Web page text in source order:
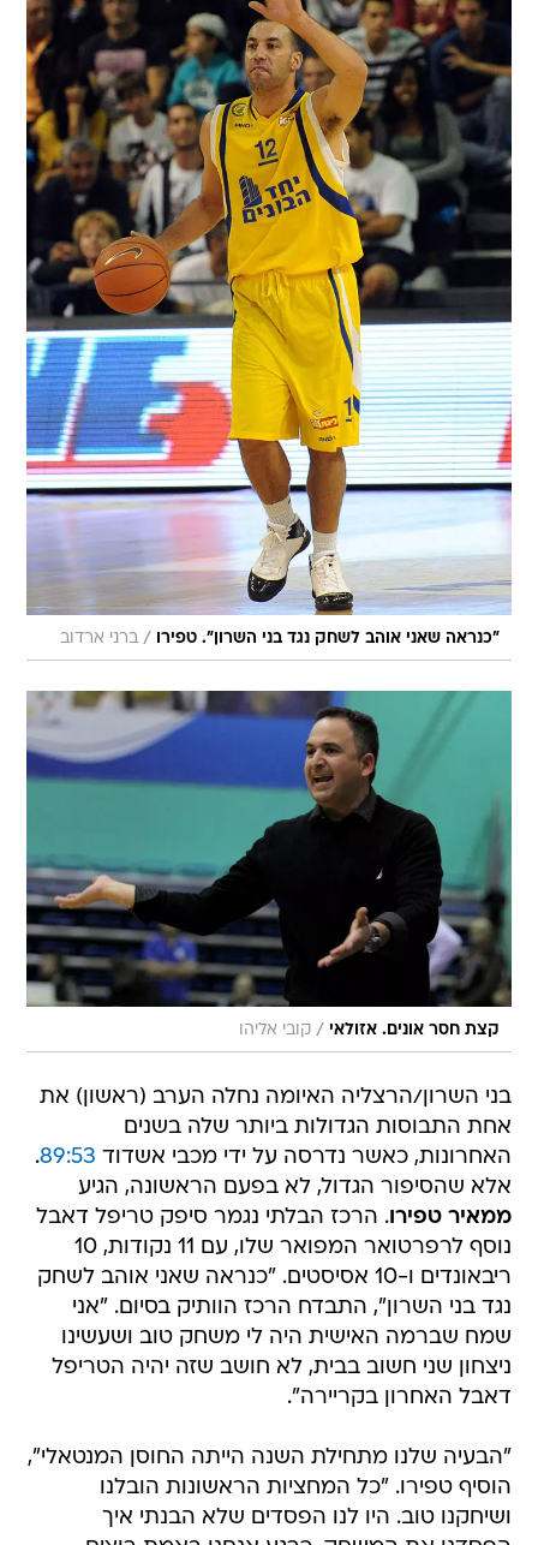
"כנראה שאני אוהב לשחק נגד בני השרון". טפירו / ברני ארדוב
קצת חסר אונים. אזולאי / קובי אליהו
בני השרון/הרצליה האיומה נחלה הערב (ראשון) את
אחת התבוסות הגדולות ביותר שלה בשנים
האחרונות, כאשר נדרסה על ידי מכבי אשדוד 89:53
.
אלא שהסיפור הגדול, לא בפעם הראשונה, הגיע
ממאיר טפירו. הרכז הבלתי נגמר סיפק טריפל דאבל
נוסף לרפרטואר המפואר שלו, עם 11 נקודות, 10
ריבאונדים ו-10 אסיסטים. "כנראה שאני אוהב לשחק
נגד בני השרון", התבדח הרכז הוותיק בסיום. "אני
שמח שברמה האישית היה לי משחק טוב ושעשינו
ניצחון שני חשוב בבית, לא חושב שזה יהיה הטריפל
דאבל האחרון בקריירה".
"הבעיה שלנו מתחילת השנה הייתה החוסן המנטאלי",
הוסיף טפירו. "כל המחציות הראשונות הובלנו
ושיחקנו טוב. היו לנו הפסדים שלא הבנתי איך